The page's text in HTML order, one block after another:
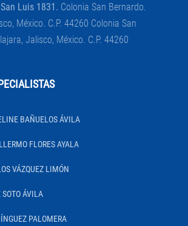
Luis 1831. Colonia San Bernardo.
México. C.P. 44260 Colonia San
Jalisco, México. C.P. 44260
BAÑUELOS ÁVILA
FLORES AYALA
VÁZQUEZ LIMÓN
ÁVILA
PALOMERA